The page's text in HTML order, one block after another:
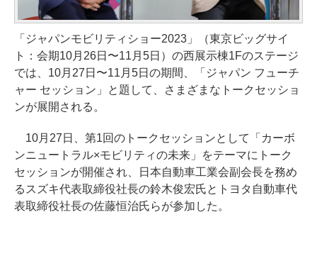
「ジャパンモビリティショー2023」（東京ビッグサイ
ト：会期10月26日〜11月5日）の西展示棟1Fのステージ
では、10月27日〜11月5日の期間、「ジャパン フューチ
ャー セッション」と題して、さまざまなトークセッショ
ンが展開される。
10月27日、第1回のトークセッションとして「カーボ
ンニュートラル×モビリティの未来」をテーマにトーク
セッションが開催され、日本自動車工業会副会長を務め
るスズキ代表取締役社長の鈴木俊宏氏とトヨタ自動車代
表取締役社長の佐藤恒治氏らが参加した。